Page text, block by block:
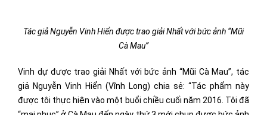
Tác giả Nguyễn Vinh Hiển được trao giải Nhất với bức ảnh “Mũi
Cà Mau”
Vinh dự được trao giải Nhất với bức ảnh “Mũi Cà Mau”, tác
giả Nguyễn Vinh Hiển (Vĩnh Long) chia sẻ: “Tác phẩm này
được tôi thực hiện vào một buổi chiều cuối năm 2016. Tôi đã